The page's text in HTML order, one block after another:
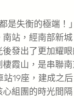
失衡的極端！
站，經南部新
發出了更加耀
霞山，是串聯
19座，建成之
組團的時光間